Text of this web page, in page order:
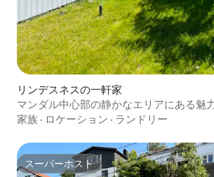
リンデスネスの一軒家
マンダル中心部の静かなエリアにある魅
家族 · ロケーション · ランドリー
スーパーホスト
スーパーホスト